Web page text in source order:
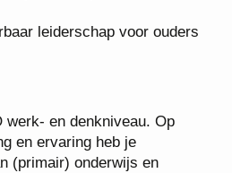
leiderschap voor ouders
werk- en denkniveau. Op
en ervaring heb je
(primair) onderwijs en